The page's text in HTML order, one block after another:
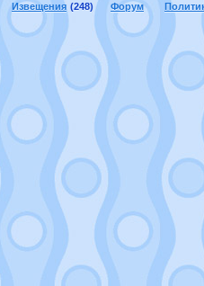
Извещения (248) Форум